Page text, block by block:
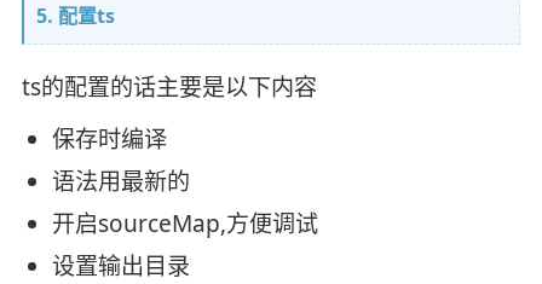
5. 配置ts
ts的配置的话主要是以下内容
保存时编译
语法用最新的
开启sourceMap,方便调试
设置输出目录